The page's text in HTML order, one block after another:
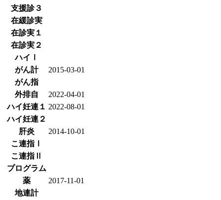
支援診３
在緩診実
在診実１
在診実２
ハイⅠ
がん計
2015-03-01
がん指
外排自
2022-04-01
ハイ妊連１ 2022-08-01
ハイ妊連２
肝炎
2014-10-01
こ連指Ⅰ
こ連指Ⅱ
プログラム
薬
2017-11-01
地連計